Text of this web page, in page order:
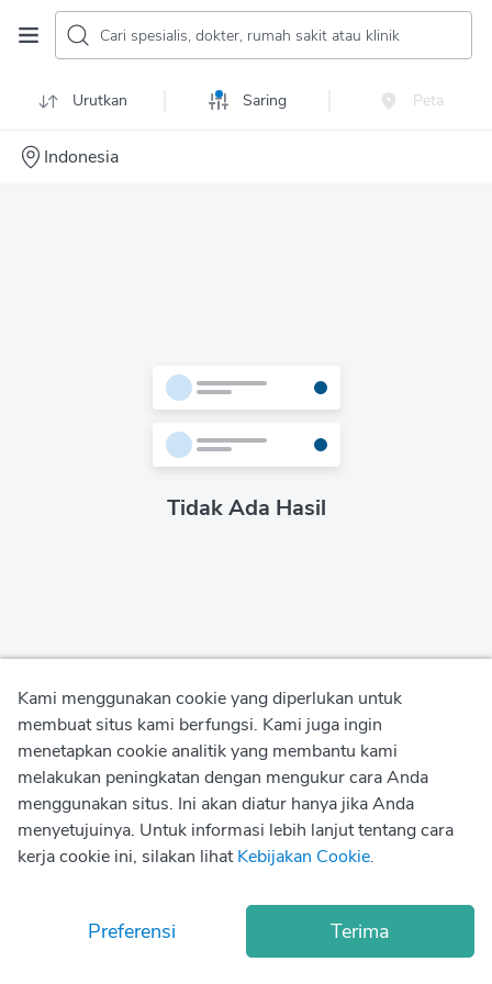
Cari spesialis, dokter, rumah sakit atau klinik
Urutkan Saring Peta
Indonesia
Tidak Ada Hasil
© Copyright2026 Okadoc Technologies FZ-LLC
Kebijakan Privasi
Kebijakan Penggunaan
Kebijakan Cookie
Kami menggunakan cookie yang diperlukan untuk
membuat situs kami berfungsi. Kami juga ingin
menetapkan cookie analitik yang membantu kami
melakukan peningkatan dengan mengukur cara Anda
menggunakan situs. Ini akan diatur hanya jika Anda
menyetujuinya. Untuk informasi lebih lanjut tentang cara
kerja cookie ini, silakan lihat Kebijakan Cookie.
Preferensi Terima